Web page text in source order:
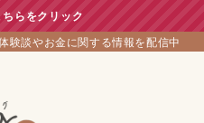
らをクリック
験談やお金に関する情報を配信中